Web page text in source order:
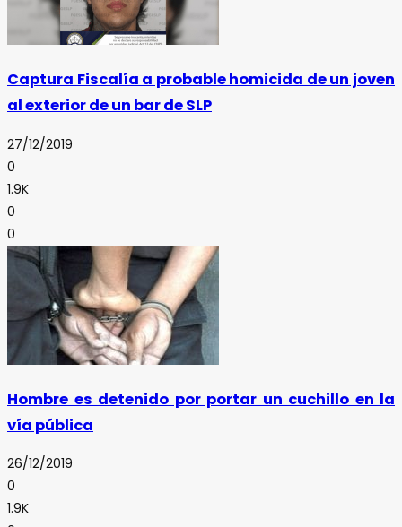
Captura Fiscalía a probable homicida de un joven
al exterior de un bar de SLP
27/12/2019
0
1.9K
0
0
Hombre es detenido por portar un cuchillo en la
vía pública
26/12/2019
0
1.9K